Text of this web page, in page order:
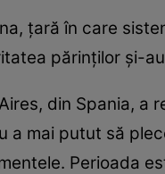
țară în care
părinţilor şi-
din Spania, a
a mai putut să
Perioada